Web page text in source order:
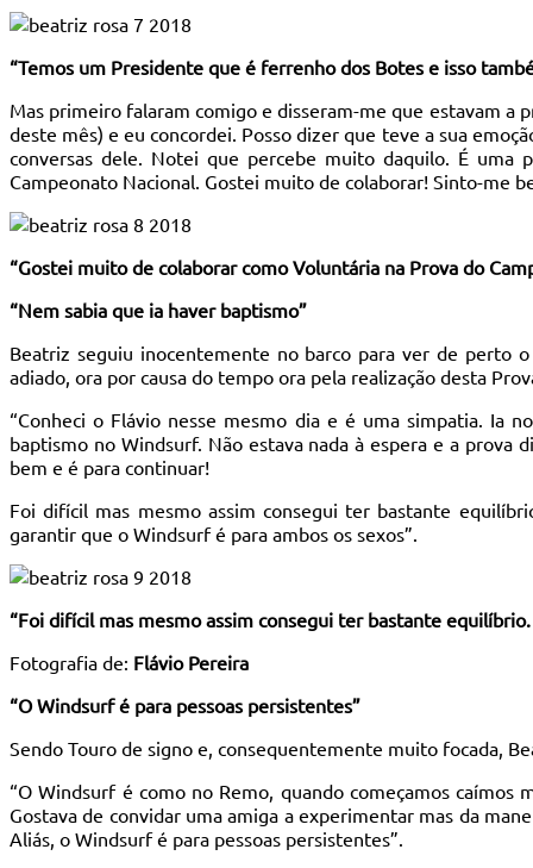
“Temos um Presidente que é ferrenho dos Botes e isso
Mas primeiro falaram comigo e disseram-me que estavam a
deste mês) e eu concordei. Posso dizer que teve a sua
conversas dele. Notei que percebe muito daquilo. É uma
Campeonato Nacional. Gostei muito de colaborar! Sinto-me
“Gostei muito de colaborar como Voluntária na Prova do
“Nem sabia que ia haver baptismo”
Beatriz seguiu inocentemente no barco para ver de perto
adiado, ora por causa do tempo ora pela realização desta
“Conheci o Flávio nesse mesmo dia e é uma simpatia. Ia
baptismo no Windsurf. Não estava nada à espera e a
bem e é para continuar!
Foi difícil mas mesmo assim consegui ter bastante
garantir que o Windsurf é para ambos os sexos”.
“Foi difícil mas mesmo assim consegui ter bastante
Fotografia de: Flávio Pereira
“O Windsurf é para pessoas persistentes”
Sendo Touro de signo e, consequentemente muito focada,
“O Windsurf é como no Remo, quando começamos
Gostava de convidar uma amiga a experimentar mas da
Aliás, o Windsurf é para pessoas persistentes”.